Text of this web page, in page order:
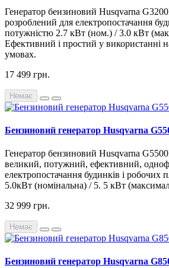
Генератор бензиновий Husqvarna
розроблений для електропостачання
потужністю 2.7 кВт (ном.) / 3.0 кВт
Ефективний і простий у використанні
умовах.
17 499 грн.
Немає
Бензиновий генератор Husqvarna
Генератор бензиновий Husqvarna
великий, потужний, ефективний,
електропостачання будинків і робочих
5.0кВт (номінальна) / 5. 5 кВт
32 999 грн.
Немає
Бензиновий генератор Husqvarna